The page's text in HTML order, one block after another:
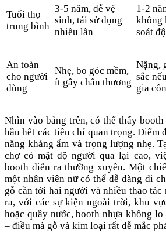
Tuổi thọ
trung bình
3-5 năm, dễ vệ
sinh, tái sử dụng
nhiều lần
1-2
không
soát
An toàn
cho người
dùng
Nhẹ, bo góc mềm,
ít gây chấn thương
Nặng,
sắc
gia
Nhìn vào bảng trên, có thể thấy
hầu hết các tiêu chí quan trọng. Điểm
năng kháng ẩm và trọng lượng nhẹ.
chợ có mật độ người qua lại cao,
booth diễn ra thường xuyên. Một
một nhân viên nữ có thể dễ dàng di
gỗ cần tới hai người và nhiều thao tác
ra, với các sự kiện ngoài trời, khu
hoặc quầy nước, booth nhựa không
– điều mà gỗ và kim loại rất dễ mắc